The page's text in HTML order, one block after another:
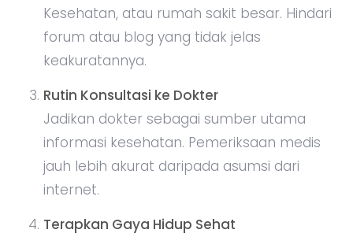
Kesehatan, atau rumah sakit besar. Hindari
forum atau blog yang tidak jelas
keakuratannya.
Rutin Konsultasi ke Dokter
Jadikan dokter sebagai sumber utama
informasi kesehatan. Pemeriksaan medis
jauh lebih akurat daripada asumsi dari
internet.
Terapkan Gaya Hidup Sehat